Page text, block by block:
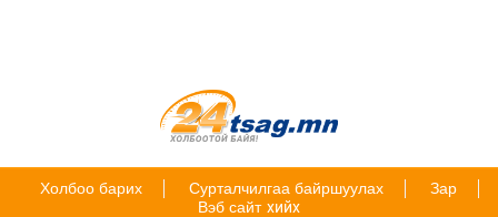
Холбоо барих Сурталчилгаа байршуулах
Зар
Вэб сайт хийх